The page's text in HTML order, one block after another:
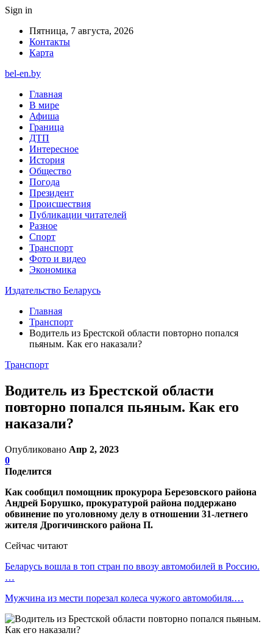
Sign in
Пятница, 7 августа, 2026
Контакты
Карта
bel-en.by
Главная
В мире
Афиша
Граница
ДТП
Интересное
История
Общество
Погода
Президент
Происшествия
Публикации читателей
Разное
Спорт
Транспорт
Фото и видео
Экономика
Издательство Беларусь
Главная
Транспорт
Водитель из Брестской области повторно попался
пьяным. Как его наказали?
Транспорт
Водитель из Брестской области
повторно попался пьяным. Как его
наказали?
Опубликовано Апр 2, 2023
0
Поделится
Как сообщил помощник прокурора Березовского района
Андрей Борушко, прокуратурой района поддержано
обвинение по уголовному делу в отношении 31-летнего
жителя Дрогичинского района П.
Сейчас читают
Беларусь вошла в топ стран по ввозу автомобилей в Россию.
…
Мужчина из мести порезал колеса чужого автомобиля.…